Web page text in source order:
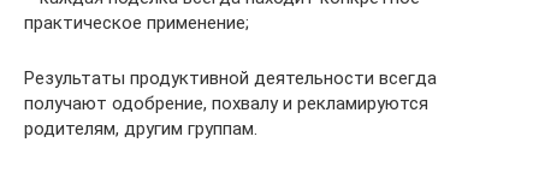
практическое применение;
Результаты продуктивной деятельности всегда
получают одобрение, похвалу и рекламируются
родителям, другим группам.